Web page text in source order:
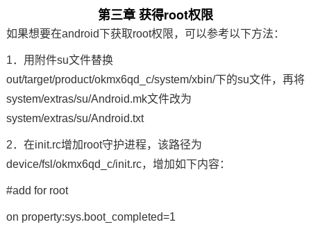
第三章 获得root权限
如果想要在android下获取root权限，可以参考以下方法：
1．用附件su文件替换
out/target/product/okmx6qd_c/system/xbin/下的su文件，再将
system/extras/su/Android.mk文件改为
system/extras/su/Android.txt
2．在init.rc增加root守护进程，该路径为
device/fsl/okmx6qd_c/init.rc，增加如下内容：
#add for root
on property:sys.boot_completed=1